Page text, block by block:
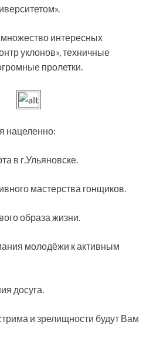
интересных
уклонов», техничные
пролетки.
нацеленно:
в г.Ульяновске.
мастерства гонщиков.
образа жизни.
молодёжи к активным
досуга.
и зрелищности будут Вам